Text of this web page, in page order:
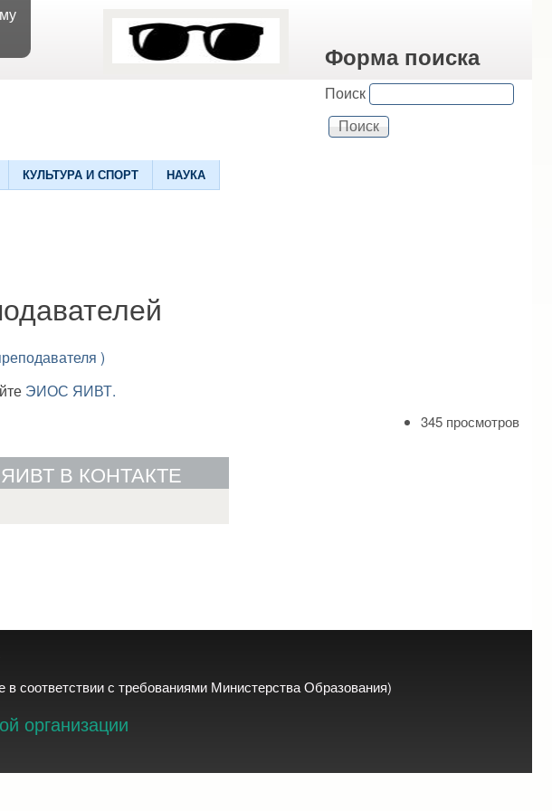
Форма поиска
Поиск
КУЛЬТУРА И СПОРТ НАУКА
)
ЭИОС ЯИВТ.
345 просмотров
ЯИВТ В КОНТАКТЕ
соответствии с требованиями Министерства Образования)
организации